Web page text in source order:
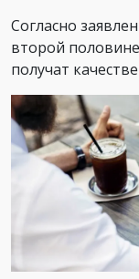
Согласно
второй
получат